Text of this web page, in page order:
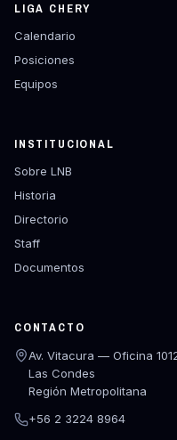
LIGA CHERY
Calendario
Posiciones
Equipos
INSTITUCIONAL
Sobre LNB
Historia
Directorio
Staff
Documentos
CONTACTO
Av. Vitacura — Oficina
Las Condes
Región Metropolitana
+56 2 3224 8964